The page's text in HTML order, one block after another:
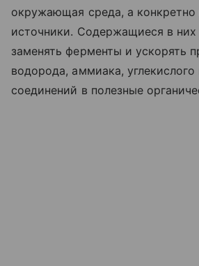
окружающая среда, а
источники. Содержащиеся в
заменять ферменты и ускорять
водорода, аммиака, углекислого
соединений в полезные